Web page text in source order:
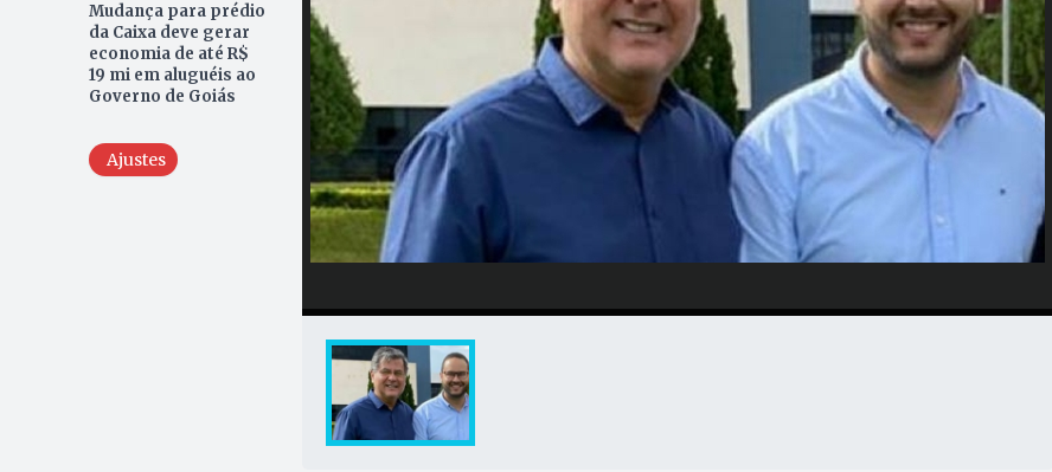
Mudança para prédio
da Caixa deve gerar
economia de até R$
19 mi em aluguéis ao
Governo de Goiás
Ajustes